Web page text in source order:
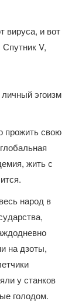
вируса, и вот
V,
эгоизм
прожить свою
жить с
народ в
на дзоты,
у станков
голодом.